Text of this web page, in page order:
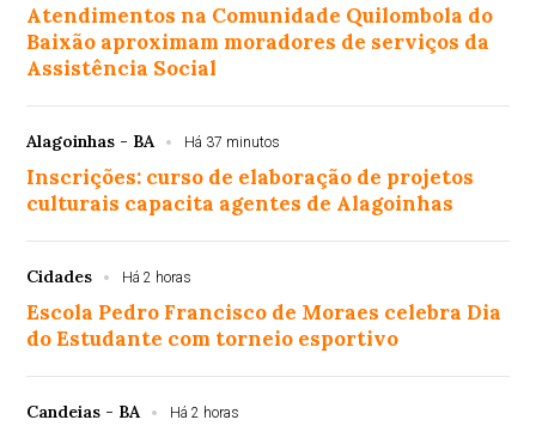
Atendimentos na Comunidade Quilombola do
Baixão aproximam moradores de serviços da
Assistência Social
Alagoinhas - BA Há 37 minutos
Inscrições: curso de elaboração de projetos
culturais capacita agentes de Alagoinhas
Cidades Há 2 horas
Escola Pedro Francisco de Moraes celebra Dia
do Estudante com torneio esportivo
Candeias - BA Há 2 horas